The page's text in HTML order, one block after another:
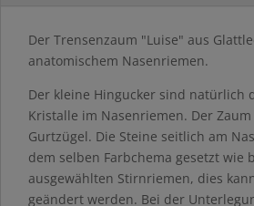
Der Trensenzaum "Luise" aus
anatomischem Nasenriemen.
Der kleine Hingucker sind natürlich
Kristalle im Nasenriemen. Der
Gurtzügel. Die Steine seitlich am
dem selben Farbchema gesetzt wie
ausgewählten Stirnriemen, dies
geändert werden. Bei der